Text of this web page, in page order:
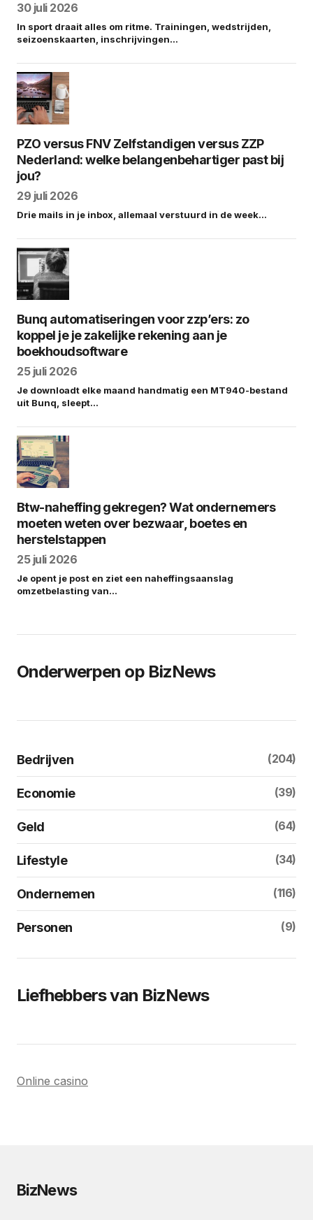
30 juli 2026
In sport draait alles om ritme. Trainingen, wedstrijden,
seizoenskaarten, inschrijvingen…
PZO versus FNV Zelfstandigen versus ZZP
Nederland: welke belangenbehartiger past bij
jou?
29 juli 2026
Drie mails in je inbox, allemaal verstuurd in de week…
Bunq automatiseringen voor zzp’ers: zo
koppel je je zakelijke rekening aan je
boekhoudsoftware
25 juli 2026
Je downloadt elke maand handmatig een MT940-bestand
uit Bunq, sleept…
Btw-naheffing gekregen? Wat ondernemers
moeten weten over bezwaar, boetes en
herstelstappen
25 juli 2026
Je opent je post en ziet een naheffingsaanslag
omzetbelasting van…
Onderwerpen op BizNews
Bedrijven (204)
Economie (39)
Geld (64)
Lifestyle (34)
Ondernemen (116)
Personen (9)
Liefhebbers van BizNews
Online casino
BizNews